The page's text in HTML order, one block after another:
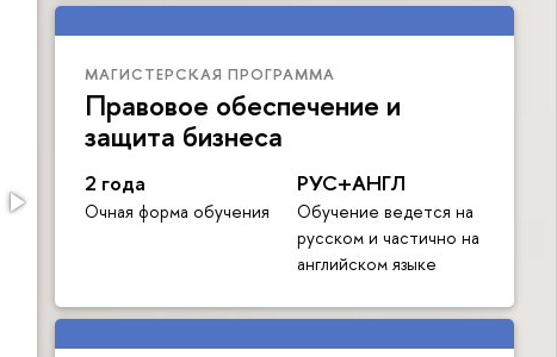
МАГИСТЕРСКАЯ ПРОГРАММА
Правовое обеспечение и
защита бизнеса
2 года
Очная форма обучения
РУС+АНГЛ
Обучение ведется на
русском и частично на
английском языке